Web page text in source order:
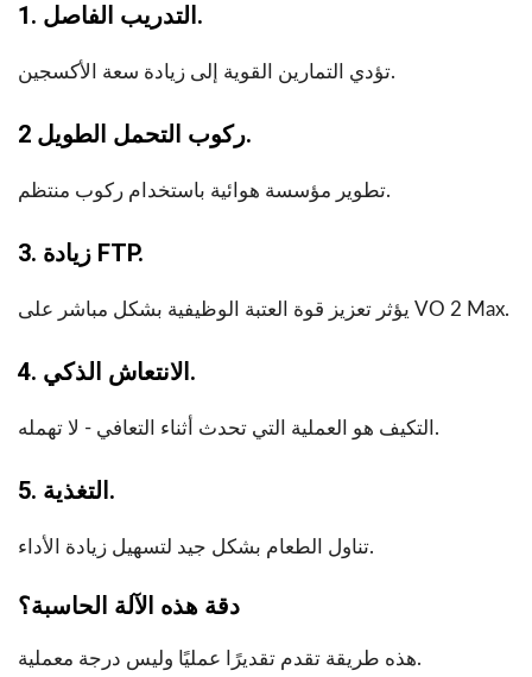
1. التدريب الفاصل.
تؤدي التمارين القوية إلى زيادة سعة الأكسجين.
2 ركوب التحمل الطويل.
تطوير مؤسسة هوائية باستخدام ركوب منتظم.
3. زيادة FTP.
يؤثر تعزيز قوة العتبة الوظيفية بشكل مباشر على VO 2 Max.
4. الانتعاش الذكي.
التكيف هو العملية التي تحدث أثناء التعافي - لا تهمله.
5. التغذية.
تناول الطعام بشكل جيد لتسهيل زيادة الأداء.
دقة هذه الآلة الحاسبة؟
هذه طريقة تقدم تقديرًا عمليًا وليس درجة معملية.